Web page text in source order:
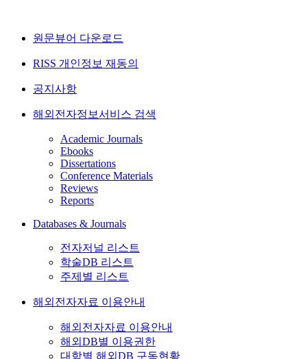
원문뷰어 다운로드
RISS 개인정보 재동의
공지사항
해외전자정보서비스 검색
Academic Journals
Ebooks
Dissertations
Conference Materials
Reviews
Reports
Databases & Journals
전자저널 리스트
학술DB 리스트
주제별 리스트
해외전자자료 이용안내
해외전자자료 이용안내
해외DB별 이용권한
대학별 해외DB 구독현황